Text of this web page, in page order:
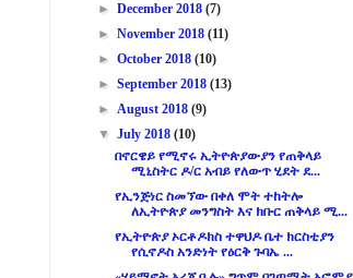
►December 2018(7)
►November 2018(11)
►October 2018(10)
►September 2018(13)
►August 2018(9)
▼July 2018(10)
በኖርዌይ የሚኖሩ ኢትዮጵያውያን የጠቅላይ
ሚኒስትር ዶ/ር አብይ የለውጥ ሂደት ደ...
የኢንጅነር ስመኘው በቀለ ሞት ተከትሎ
ለኢትዮጵያ መንግስት እና ክቡር ጠቅላይ ሚ...
የኢትዮጵያ ኦርቶዶክስ ተዋህዶ ቤተ ክርስቲያን
የሲኖዶስ አንድነት የዕርቅ ጉባኤ ...